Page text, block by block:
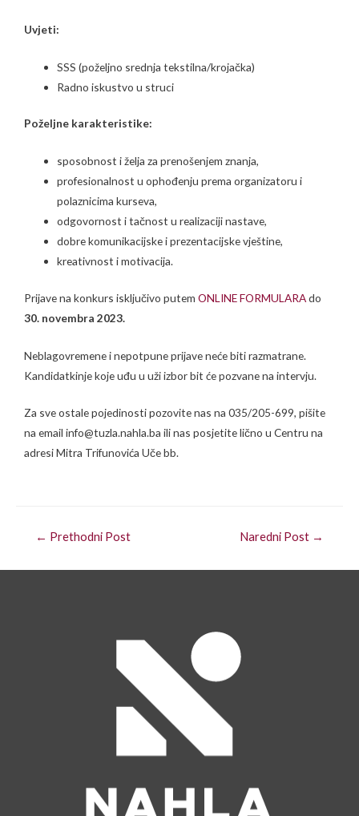
Uvjeti:
SSS (poželjno srednja tekstilna/krojačka)
Radno iskustvo u struci
Poželjne karakteristike:
sposobnost i želja za prenošenjem znanja,
profesionalnost u ophođenju prema organizatoru i
polaznicima kurseva,
odgovornost i tačnost u realizaciji nastave,
dobre komunikacijske i prezentacijske vještine,
kreativnost i motivacija.
Prijave na konkurs isključivo putem ONLINE FORMULARAdo
30. novembra 2023.
Neblagovremene i nepotpune prijave neće biti razmatrane.
Kandidatkinje koje uđu u uži izbor bit će pozvane na intervju.
Za sve ostale pojedinosti pozovite nas na 035/205-699, pišite
na email info@tuzla.nahla.ba ili nas posjetite lično u Centru na
adresi Mitra Trifunovića Uče bb.
← Prethodni Post Naredni Post →